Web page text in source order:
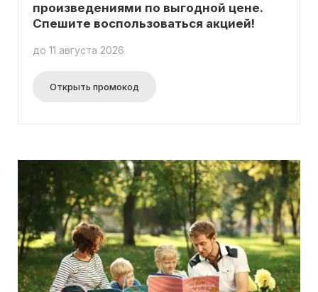
произведениями по выгодной цене.
Спешите воспользоваться акцией!
до 11 августа 2026
Открыть промокод